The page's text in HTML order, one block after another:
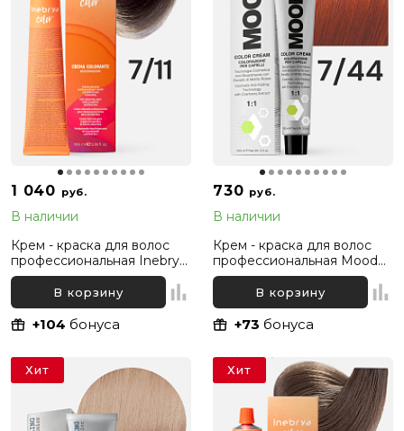
1 040 руб.
В наличии
Крем - краска для волос
профессиональная Inebrya
Color Professional 7/11
Русый Интенсивный
пепельный, 100 мл
В корзину
+104 бонуса
730 руб.
В наличии
Крем - краска для волос
профессиональная Mood
7/44 Русый Интенсивный
медный, 100 мл
В корзину
+73 бонуса
Хит Хит